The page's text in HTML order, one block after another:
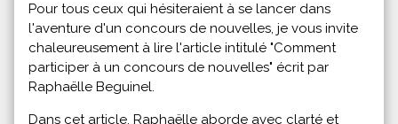
Pour tous ceux qui hésiteraient à se lancer dans
l'aventure d'un concours de nouvelles, je vous invite
chaleureusement à lire l'article intitulé "Comment
participer à un concours de nouvelles" écrit par
Raphaëlle Beguinel.
Dans cet article, Raphaëlle aborde avec clarté et